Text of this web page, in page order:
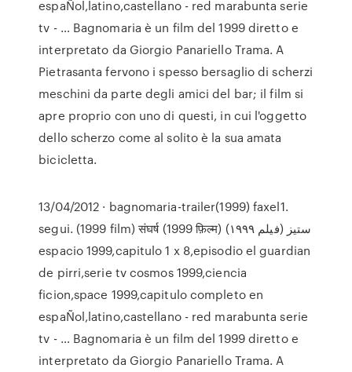
espaÑol,latino,castellano - red marabunta serie
tv - … Bagnomaria è un film del 1999 diretto e
interpretato da Giorgio Panariello Trama. A
Pietrasanta fervono i spesso bersaglio di scherzi
meschini da parte degli amici del bar; il film si
apre proprio con uno di questi, in cui l'oggetto
dello scherzo come al solito è la sua amata
bicicletta.
13/04/2012 · bagnomaria-trailer(1999) faxel1.
segui. (1999 film) संघर्ष (1999 फ़िल्म) ستیز (فیلم ۱۹۹۹)
espacio 1999,capitulo 1 x 8,episodio el guardian
de pirri,serie tv cosmos 1999,ciencia
ficion,space 1999,capitulo completo en
espaÑol,latino,castellano - red marabunta serie
tv - … Bagnomaria è un film del 1999 diretto e
interpretato da Giorgio Panariello Trama. A